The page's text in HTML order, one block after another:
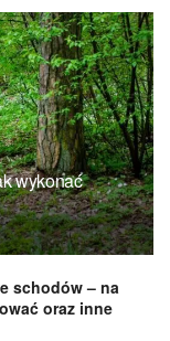
wykonać
schodów – na
oraz inne